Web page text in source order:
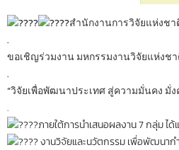
สำนักงานการวิจัยแห่งช
.
ขอเชิญร่วมงาน มหกรรมงานวิจัยแห่งชา
.
“วิจัยเพื่อพัฒนาประเทศ สู่ความมั่นคง มั่ง
.
ภายใต้การนำเสนอผลงาน 7 กลุ่ม ได้
งานวิจัยและนวัตกรรม เพื่อพัฒนาก